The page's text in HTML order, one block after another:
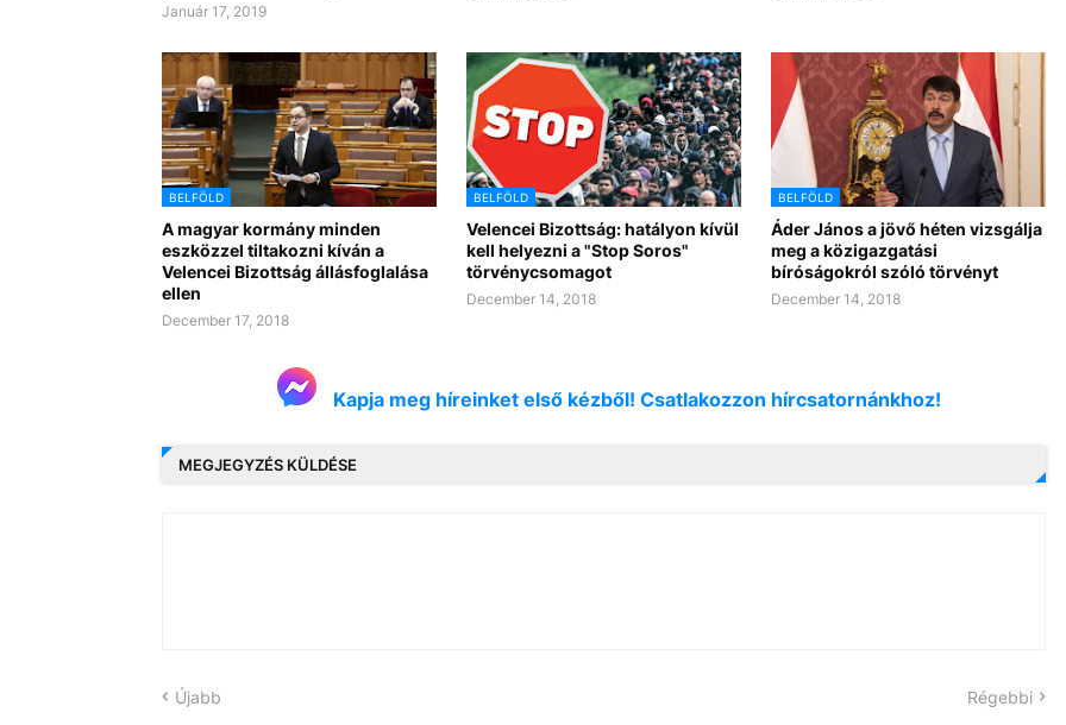
Január 17, 2019
BELFÖLD
A magyar kormány minden
eszközzel tiltakozni kíván a
Velencei Bizottság állásfoglalása
ellen
December 17, 2018
BELFÖLD
Velencei Bizottság: hatályon kívül
kell helyezni a "Stop Soros"
törvénycsomagot
December 14, 2018
BELFÖLD
Áder János a jövő héten vizsgálja
meg a közigazgatási
bíróságokról szóló törvényt
December 14, 2018
Kapja meg híreinket első kézből! Csatlakozzon hírcsatornánkhoz!
MEGJEGYZÉS KÜLDÉSE
Újabb Régebbi